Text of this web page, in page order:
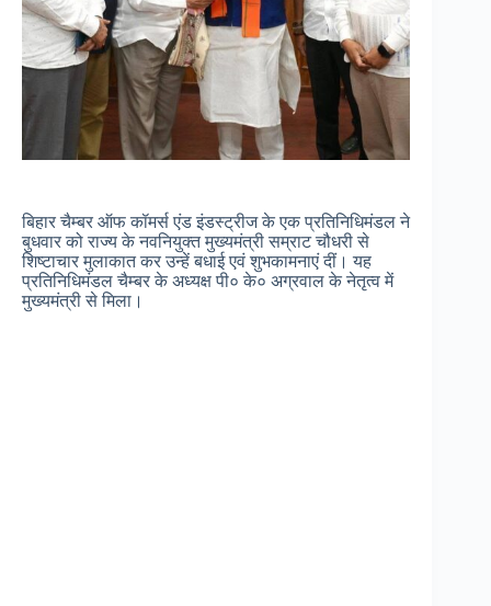
बिहार चैम्बर ऑफ कॉमर्स एंड इंडस्ट्रीज के एक प्रतिनिधिमंडल ने
बुधवार को राज्य के नवनियुक्त मुख्यमंत्री सम्राट चौधरी से
शिष्टाचार मुलाकात कर उन्हें बधाई एवं शुभकामनाएं दीं। यह
प्रतिनिधिमंडल चैम्बर के अध्यक्ष पी० के० अग्रवाल के नेतृत्व में
मुख्यमंत्री से मिला।